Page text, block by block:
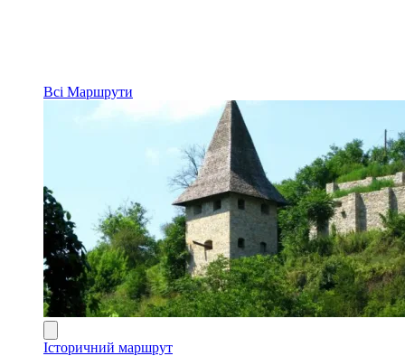
Всі Маршрути
Історичний маршрут